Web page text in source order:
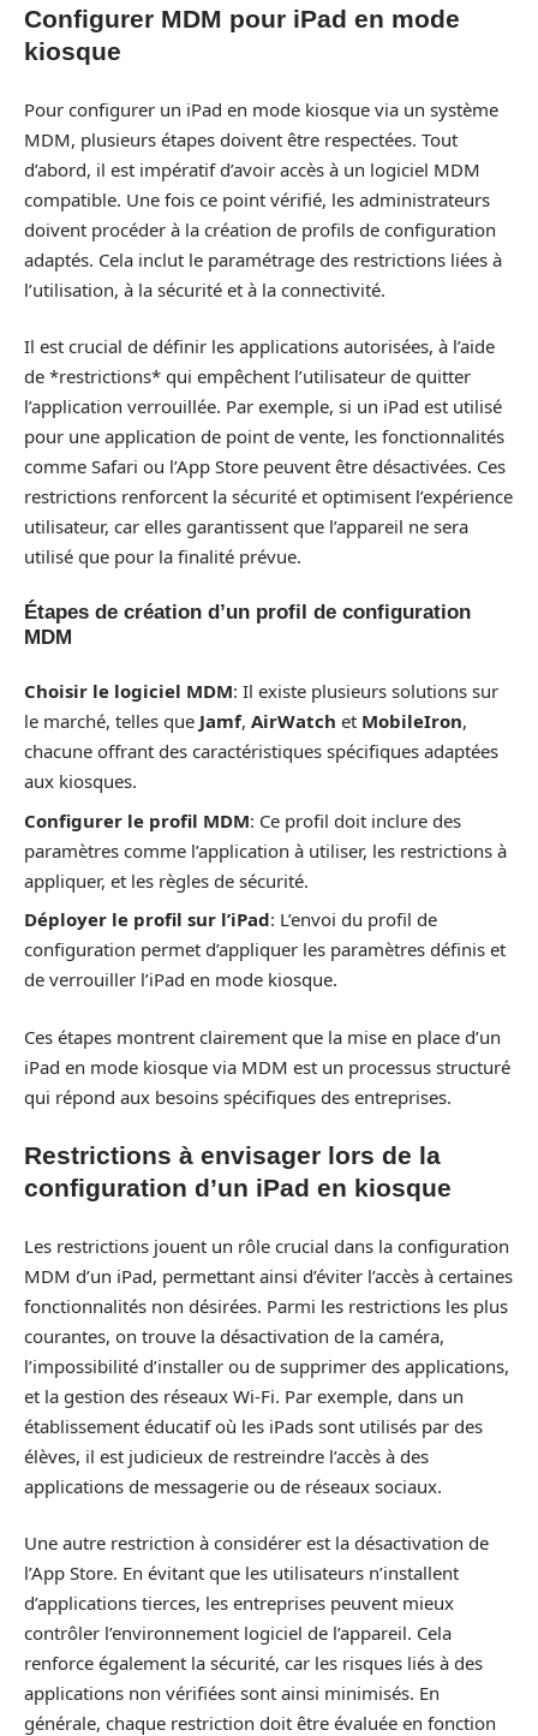
Configurer MDM pour iPad en mode
kiosque
Pour configurer un iPad en mode kiosque via un système
MDM, plusieurs étapes doivent être respectées. Tout
d’abord, il est impératif d’avoir accès à un logiciel MDM
compatible. Une fois ce point vérifié, les administrateurs
doivent procéder à la création de profils de configuration
adaptés. Cela inclut le paramétrage des restrictions liées à
l’utilisation, à la sécurité et à la connectivité.
Il est crucial de définir les applications autorisées, à l’aide
de *restrictions* qui empêchent l’utilisateur de quitter
l’application verrouillée. Par exemple, si un iPad est utilisé
pour une application de point de vente, les fonctionnalités
comme Safari ou l’App Store peuvent être désactivées. Ces
restrictions renforcent la sécurité et optimisent l’expérience
utilisateur, car elles garantissent que l’appareil ne sera
utilisé que pour la finalité prévue.
Étapes de création d’un profil de configuration
MDM
Choisir le logiciel MDM: Il existe plusieurs solutions sur
le marché, telles que Jamf, AirWatch et MobileIron,
chacune offrant des caractéristiques spécifiques adaptées
aux kiosques.
Configurer le profil MDM: Ce profil doit inclure des
paramètres comme l’application à utiliser, les restrictions à
appliquer, et les règles de sécurité.
Déployer le profil sur l’iPad: L’envoi du profil de
configuration permet d’appliquer les paramètres définis et
de verrouiller l’iPad en mode kiosque.
Ces étapes montrent clairement que la mise en place d’un
iPad en mode kiosque via MDM est un processus structuré
qui répond aux besoins spécifiques des entreprises.
Restrictions à envisager lors de la
configuration d’un iPad en kiosque
Les restrictions jouent un rôle crucial dans la configuration
MDM d’un iPad, permettant ainsi d’éviter l’accès à certaines
fonctionnalités non désirées. Parmi les restrictions les plus
courantes, on trouve la désactivation de la caméra,
l’impossibilité d’installer ou de supprimer des applications,
et la gestion des réseaux Wi-Fi. Par exemple, dans un
établissement éducatif où les iPads sont utilisés par des
élèves, il est judicieux de restreindre l’accès à des
applications de messagerie ou de réseaux sociaux.
Une autre restriction à considérer est la désactivation de
l’App Store. En évitant que les utilisateurs n’installent
d’applications tierces, les entreprises peuvent mieux
contrôler l’environnement logiciel de l’appareil. Cela
renforce également la sécurité, car les risques liés à des
applications non vérifiées sont ainsi minimisés. En
générale, chaque restriction doit être évaluée en fonction